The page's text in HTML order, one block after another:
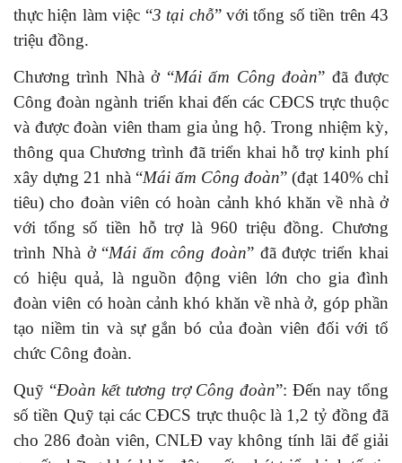
thực hiện làm việc “3 tại chỗ” với tổng số tiền trên 43
triệu đồng.
Chương trình Nhà ở “Mái ấm Công đoàn” đã được
Công đoàn ngành triển khai đến các CĐCS trực thuộc
và được đoàn viên tham gia ủng hộ. Trong nhiệm kỳ,
thông qua Chương trình đã triển khai hỗ trợ kinh phí
xây dựng 21 nhà “Mái ấm Công đoàn” (đạt 140% chỉ
tiêu) cho đoàn viên có hoàn cảnh khó khăn về nhà ở
với tổng số tiền hỗ trợ là 960 triệu đồng. Chương
trình Nhà ở “Mái ấm công đoàn” đã được triển khai
có hiệu quả, là nguồn động viên lớn cho gia đình
đoàn viên có hoàn cảnh khó khăn về nhà ở, góp phần
tạo niềm tin và sự gắn bó của đoàn viên đối với tổ
chức Công đoàn.
Quỹ “Đoàn kết tương trợ Công đoàn”: Đến nay tổng
số tiền Quỹ tại các CĐCS trực thuộc là 1,2 tỷ đồng đã
cho 286 đoàn viên, CNLĐ vay không tính lãi để giải